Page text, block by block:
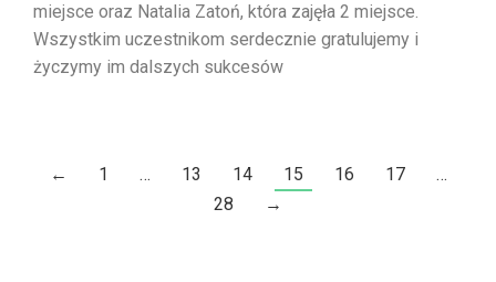
miejsce oraz Natalia Zatoń, która zajęła 2 miejsce.
Wszystkim uczestnikom serdecznie gratulujemy i
życzymy im dalszych sukcesów
← 1 … 13 14 15 16 17
…
28
→